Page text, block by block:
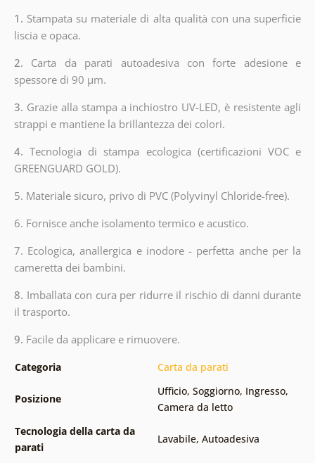
1. Stampata su materiale di alta qualità con una superficie
liscia e opaca.
2. Carta da parati autoadesiva con forte adesione e
spessore di 90 µm.
3. Grazie alla stampa a inchiostro UV-LED, è resistente agli
strappi e mantiene la brillantezza dei colori.
4.Tecnologia di stampa ecologica (certificazioni VOC e
GREENGUARD GOLD).
5. Materiale sicuro, privo di PVC (Polyvinyl Chloride-free).
6. Fornisce anche isolamento termico e acustico.
7. Ecologica, anallergica e inodore - perfetta anche per la
cameretta dei bambini.
8. Imballata con cura per ridurre il rischio di danni durante
il trasporto.
9. Facile da applicare e rimuovere.
Categoria Carta da parati
Posizione
Ufficio, Soggiorno, Ingresso,
Camera da letto
Tecnologia della carta da
parati
Lavabile, Autoadesiva